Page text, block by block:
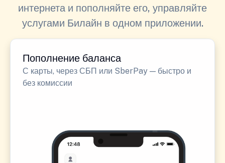
интернета и пополняйте его, управляйте
услугами Билайн в одном приложении.
Пополнение баланса
С карты, через СБП или SberPay — быстро и
без комиссии